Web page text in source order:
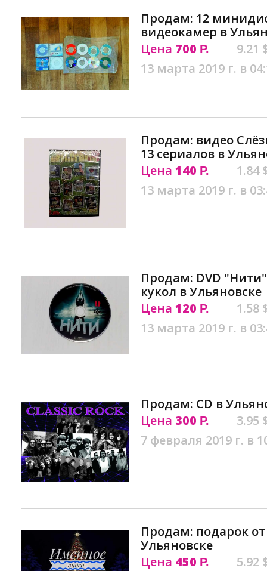
Продам: 12
видеокамер в
Цена 700 Р.
9.21
13 марта 2019 г. в
Продам: видео
13 сериалов в
Цена 140 Р.
1.84
13 марта 2019 г. в
Продам: DVD
кукол в Ульяновске
Цена 120 Р.
1.58
13 марта 2019 г. в
Продам: CD в
Цена 300 Р.
3.95
7 февраля 2019 г. в
Продам: подарок
Ульяновске
Цена 450 Р.
5.92